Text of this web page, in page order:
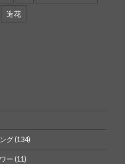
造花
グ(134)
ー (11)